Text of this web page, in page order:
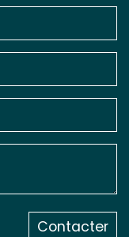
Contacter